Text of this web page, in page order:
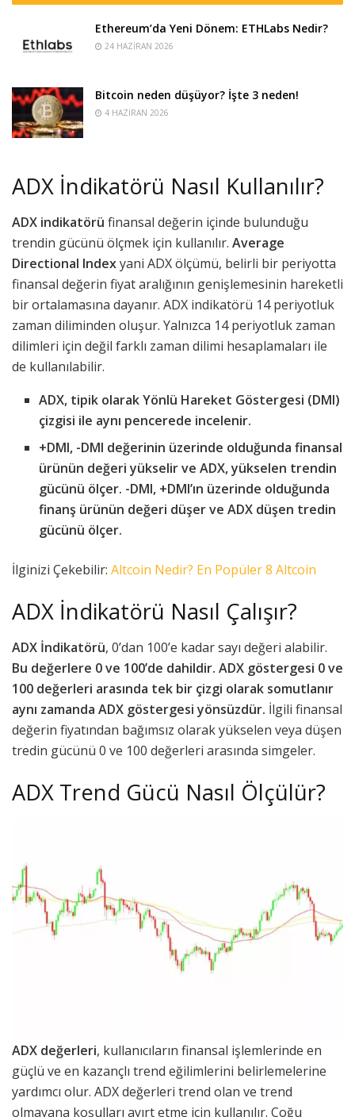
Ethereum’da Yeni Dönem: ETHLabs Nedir?
24 HAZIRAN 2026
Bitcoin neden düşüyor? İşte 3 neden!
4 HAZIRAN 2026
ADX İndikatörü Nasıl Kullanılır?
ADX indikatörü finansal değerin içinde bulunduğu
trendin gücünü ölçmek için kullanılır. Average
Directional Indexyani ADX ölçümü, belirli bir periyotta
finansal değerin fiyat aralığının genişlemesinin hareketli
bir ortalamasına dayanır. ADX indikatörü 14 periyotluk
zaman diliminden oluşur. Yalnızca 14 periyotluk zaman
dilimleri için değil farklı zaman dilimi hesaplamaları ile
de kullanılabilir.
ADX, tipik olarak Yönlü Hareket Göstergesi (DMI)
çizgisi ile aynı pencerede incelenir.
+DMI, -DMI değerinin üzerinde olduğunda finansal
ürünün değeri yükselir ve ADX, yükselen trendin
gücünü ölçer. -DMI, +DMI’ın üzerinde olduğunda
finanş ürünün değeri düşer ve ADX düşen tredin
gücünü ölçer.
İlginizi Çekebilir: Altcoin Nedir? En Popüler 8 Altcoin
ADX İndikatörü Nasıl Çalışır?
ADX İndikatörü, 0’dan 100’e kadar sayı değeri alabilir.
Bu değerlere 0 ve 100’de dahildir. ADX göstergesi 0 ve
100 değerleri arasında tek bir çizgi olarak somutlanır
aynı zamanda ADX göstergesi yönsüzdür. İlgili finansal
değerin fiyatından bağımsız olarak yükselen veya düşen
tredin gücünü 0 ve 100 değerleri arasında simgeler.
ADX Trend Gücü Nasıl Ölçülür?
ADX değerleri, kullanıcıların finansal işlemlerinde en
güçlü ve en kazançlı trend eğilimlerini belirlemelerine
yardımcı olur. ADX değerleri trend olan ve trend
olmayana koşulları ayırt etme için kullanılır. Çoğu